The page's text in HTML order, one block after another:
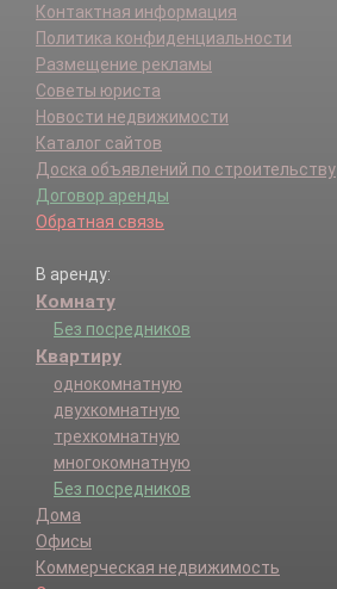
Контактная информация
Политика конфиденциальности
Размещение рекламы
Советы юриста
Новости недвижимости
Каталог сайтов
Доска объявлений по строительству
Договор аренды
Обратная связь
В аренду:
Комнату
Без посредников
Квартиру
однокомнатную
двухкомнатную
трехкомнатную
многокомнатную
Без посредников
Дома
Офисы
Коммерческая недвижимость